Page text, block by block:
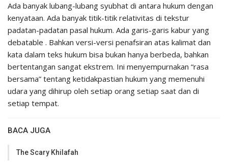
Ada banyak lubang-lubang syubhat di antara hukum dengan
kenyataan. Ada banyak titik-titik relativitas di tekstur
padatan-padatan pasal hukum. Ada garis-garis kabur yang
debatable . Bahkan versi-versi penafsiran atas kalimat dan
kata dalam teks hukum bisa bukan hanya berbeda, bahkan
bertentangan sangat ekstrem. Ini menyempurnakan “rasa
bersama” tentang ketidakpastian hukum yang memenuhi
udara yang dihirup oleh setiap orang setiap saat dan di
setiap tempat.
BACA JUGA
The Scary Khilafah